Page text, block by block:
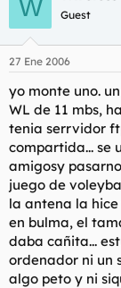
W Guest
27 Ene 2006
yo monte uno.
WL de 11 mbs,
tenia serrvidor
compartida... se
amigosy
juego de
la antena la
en bulma, el
daba cañita...
ordenador ni un
algo peto y ni